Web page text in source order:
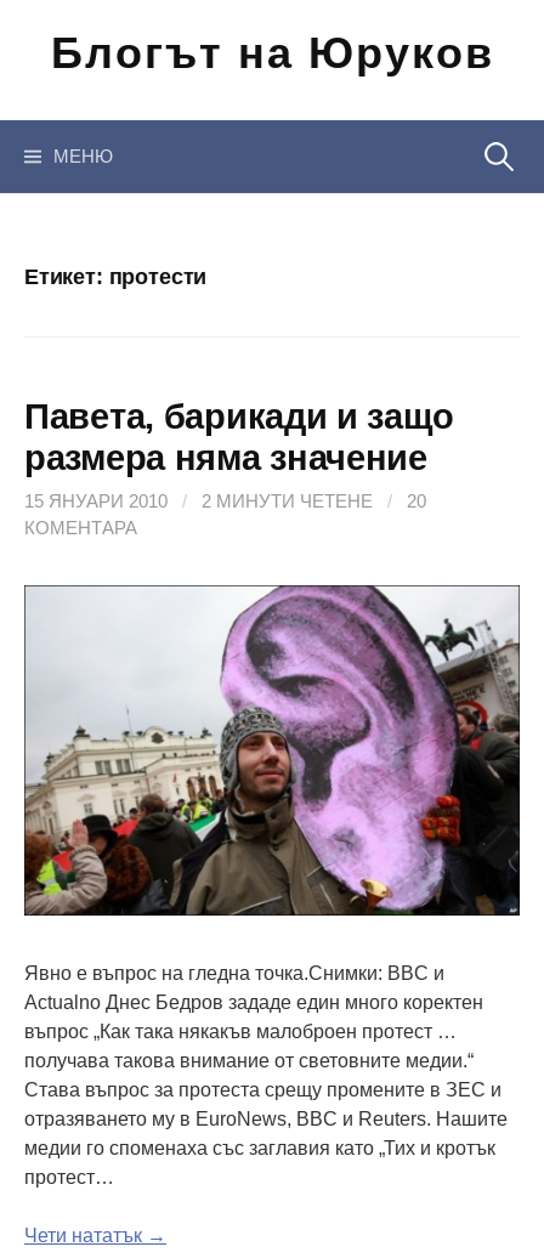
съдържанието
Блогът на Юруков
МЕНЮ
Етикет: протести
Павета, барикади и защо
размера няма значение
15 ЯНУАРИ 2010 / 2 МИНУТИ ЧЕТЕНЕ /
20
КОМЕНТАРА
Явно е въпрос на гледна точка.Снимки: BBC и
Actualno Днес Бедров зададе един много коректен
въпрос „Как така някакъв малоброен протест …
получава такова внимание от световните медии.“
Става въпрос за протеста срещу промените в ЗЕС и
отразяването му в EuroNews, BBC и Reuters. Нашите
медии го споменаха със заглавия като „Тих и кротък
протест…
Чети нататък →